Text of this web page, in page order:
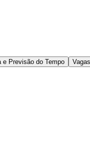
e Previsão do Tempo